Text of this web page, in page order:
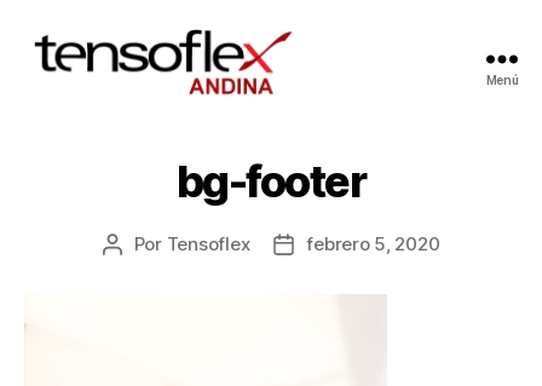
Menú
bg-footer
Por Tensoflex febrero 5, 2020